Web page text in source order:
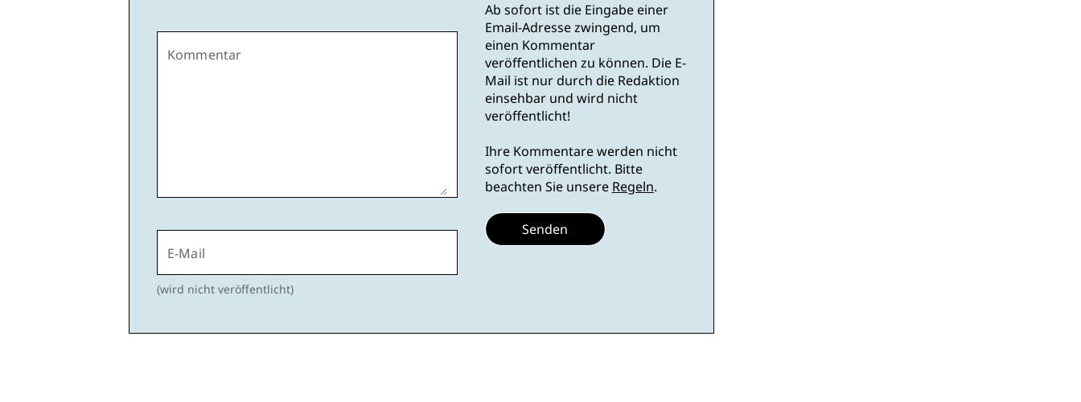
Kommentar
E-Mail
(wird nicht veröffentlicht)
Ab sofort ist die Eingabe einer
Email-Adresse zwingend, um
einen Kommentar
veröffentlichen zu können. Die E-
Mail ist nur durch die Redaktion
einsehbar und wird nicht
veröffentlicht!
Ihre Kommentare werden nicht
sofort veröffentlicht. Bitte
beachten Sie unsere Regeln.
Senden